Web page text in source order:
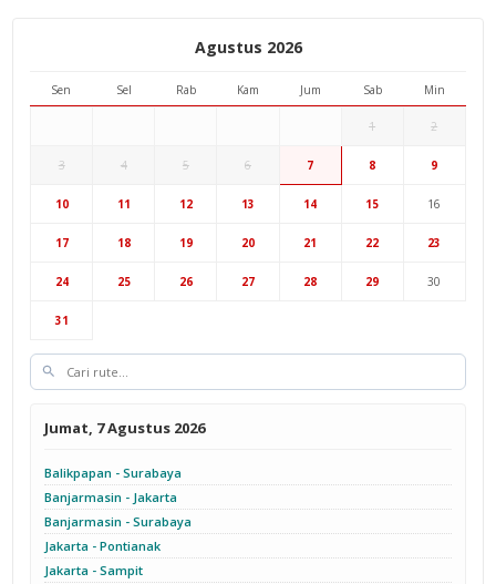
Hub Surabaya
Cab Yogyakarta
Agustus 2026
Sen Sel Rab Kam Jum Sab Min
1 2
3 4 5 6 7 8 9
10 11 12 13 14 15 16
17 18 19 20 21 22 23
24 25 26 27 28 29 30
31
Jumat, 7 Agustus 2026
Balikpapan - Surabaya
Banjarmasin - Jakarta
Banjarmasin - Surabaya
Jakarta - Pontianak
Jakarta - Sampit